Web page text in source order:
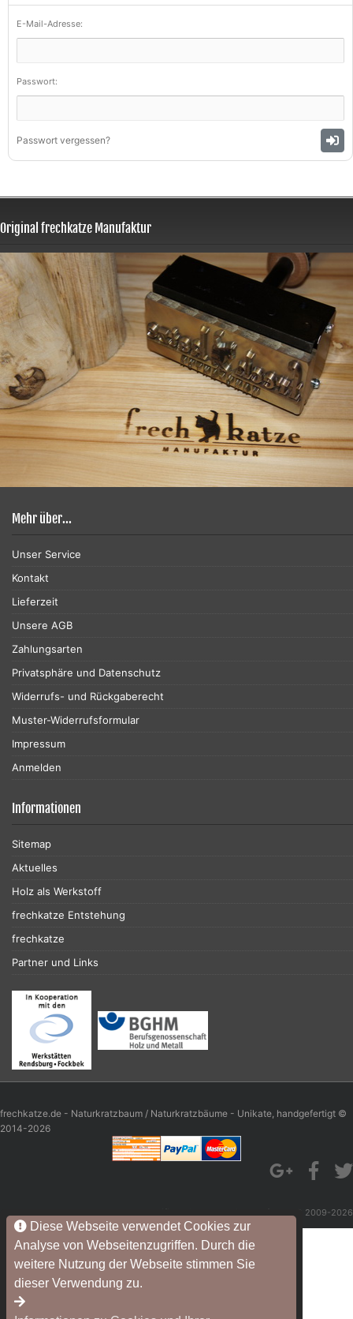
Diese Webseite verwendet Cookies zur
Analyse von Webseitenzugriffen. Durch die
weitere Nutzung der Webseite stimmen Sie
dieser Verwendung zu.
E-Mail-Adresse:
Passwort:
Passwort vergessen?
Original frechkatze Manufaktur
Mehr über...
Unser Service
Kontakt
Lieferzeit
Unsere AGB
Zahlungsarten
Privatsphäre und Datenschutz
Widerrufs- und Rückgaberecht
Muster-Widerrufsformular
Impressum
Anmelden
Informationen
Sitemap
Aktuelles
Holz als Werkstoff
frechkatze Entstehung
frechkatze
Partner und Links
frechkatze.de - Naturkratzbaum / Naturkratzbäume - Unikate, handgefertigt ©
2014-2026
ified eCommerce Shopsoftware © 2009-2026